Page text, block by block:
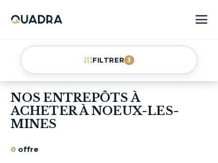
FILTRER 3
NOS ENTREPÔTS À
ACHETER À NOEUX-LES-
MINES
0 offre